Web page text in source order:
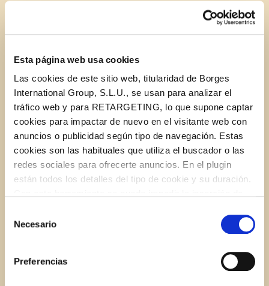
Esta página web usa cookies
Las cookies de este sitio web, titularidad de Borges
International Group, S.L.U., se usan para analizar el
tráfico web y para RETARGETING, lo que supone captar
cookies para impactar de nuevo en el visitante web con
anuncios o publicidad según tipo de navegación. Estas
cookies son las habituales que utiliza el buscador o las
redes sociales para ofrecerte anuncios. En el plugin
están todos los detalles del tipo de cookie y su duración.
la web aparece cómo evitar las cookies en el navegador.
Si se desea ver otra vez esta notificación navegar en
privado y aparecerá de nuevo. Le informamos que aún
no habiendo aceptado las cookies de analytics, Google
Necesario
Preferencias
1 tbspSTAR Extra Virgin Olive Oil
Fresh cilantro
Salt and pepper to taste
1/2 tbspSTAR Olive Oil Infused with Lemon Peel
INSTRUCTIONS
1. Finely chop the onion. Remove the seeds and dice